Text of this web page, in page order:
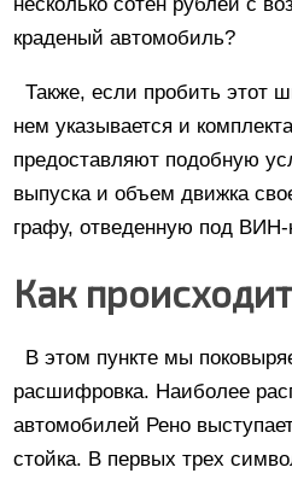
краденый автомобиль?
Также, если пробить этот
нем указывается и
предоставляют подобную
выпуска и объем движка
графу, отведенную под
Как
В этом пункте мы
расшифровка. Наиболее
автомобилей Рено
стойка. В первых трех